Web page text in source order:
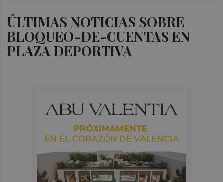
ÚLTIMAS NOTICIAS SOBRE
BLOQUEO-DE-CUENTAS EN
PLAZA DEPORTIVA